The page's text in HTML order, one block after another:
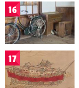
16
17